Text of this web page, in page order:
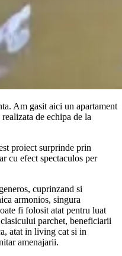
Am gasit aici un apartament
de echipa de la
proiect surprinde prin
cu efect spectaculos per
cuprinzand si
armonios, singura
fi folosit atat pentru luat
parchet, beneficiarii
atat in living cat si in
amenajarii.